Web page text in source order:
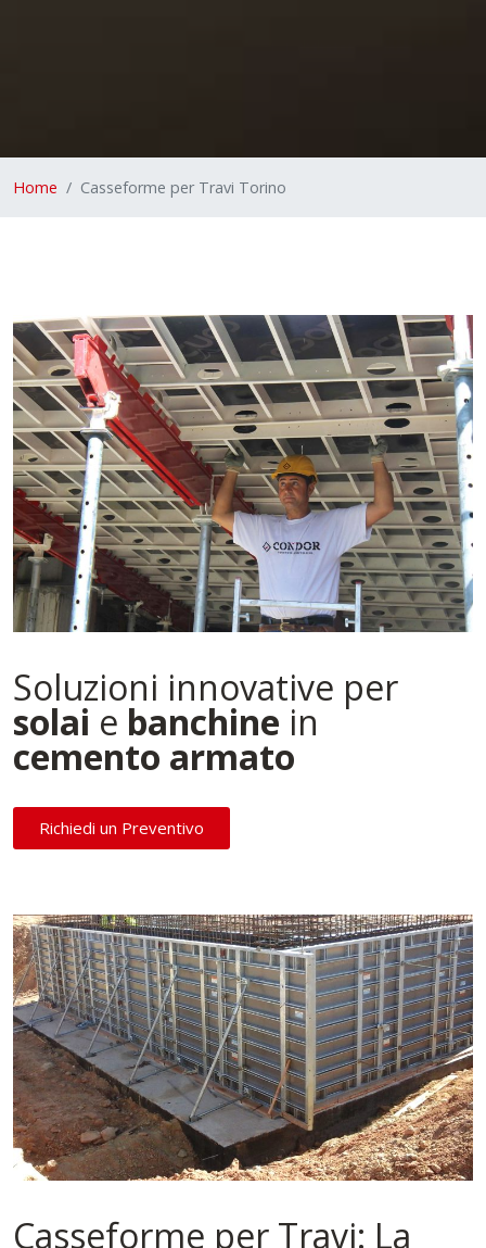
Home Casseforme per Travi Torino
Soluzioni innovative per
solai e banchine in
cemento armato
Richiedi un Preventivo
Casseforme per Travi: La